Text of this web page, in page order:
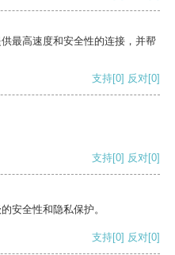
最高速度和安全性的连接，并帮
支持[0] 反对[0]
支持[0] 反对[0]
安全性和隐私保护。
支持[0] 反对[0]